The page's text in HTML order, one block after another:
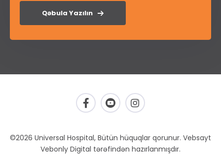
Qəbula Yazılın
©2026 Universal Hospital, Bütün hüquqlar qorunur. Vebsayt
Vebonly Digital tərəfindən hazırlanmışdır.